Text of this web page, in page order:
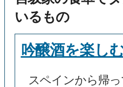
いるもの
吟醸酒を楽
スペインから帰